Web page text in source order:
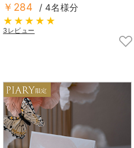
￥284 / 4名様分
3レビュー